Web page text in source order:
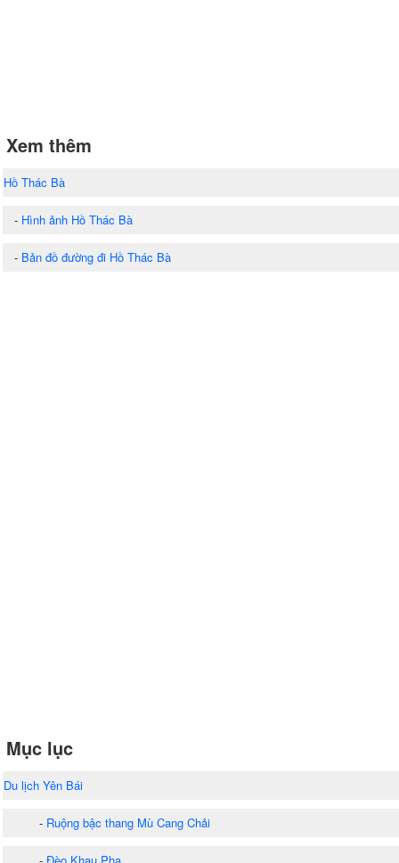
Xem thêm
Hồ Thác Bà
- Hình ảnh Hồ Thác Bà
- Bản đồ đường đi Hồ Thác Bà
Mục lục
Du lịch Yên Bái
- Ruộng bậc thang Mù Cang Chải